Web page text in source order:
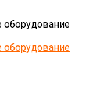
оборудование
оборудование